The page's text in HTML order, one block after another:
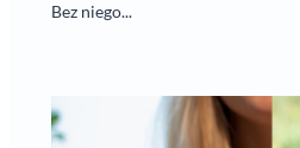
Bez niego...